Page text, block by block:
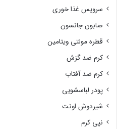
سرویس غذا خوری
صابون جانسون
قطره مولتی ویتامین
کرم ضد گزش
کرم ضد آفتاب
پودر لباسشویی
شیردوش اونت
نپی کرم